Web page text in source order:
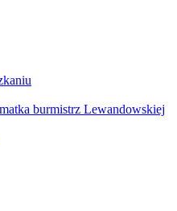
burmistrz Lewandowskiej